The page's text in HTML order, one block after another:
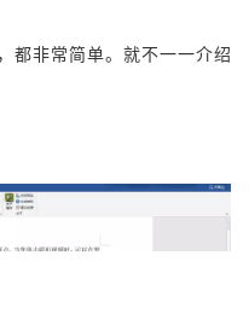
都非常简单。就不一一介绍